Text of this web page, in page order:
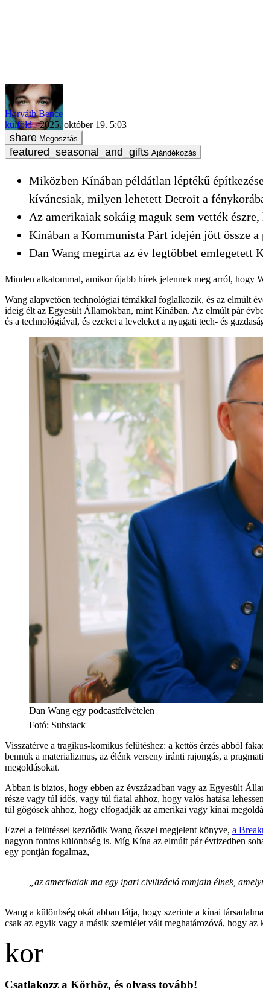
Horváth Bence
külföld
2025. október 19. 5:03
Megosztás
Ajándékozás
Miközben Kínában példátlan léptékű
kíváncsiak, milyen lehetett Detroit a
Az amerikaiak sokáig maguk sem vették
Kínában a Kommunista Párt idején jött össze
Dan Wang megírta az év legtöbbet emlegetett
Minden alkalommal, amikor újabb hírek jelennek meg arról, hogy
Wang alapvetően technológiai témákkal foglalkozik, és az elmúlt
ideig élt az Egyesült Államokban, mint Kínában. Az elmúlt pár
és a technológiával, és ezeket a leveleket a nyugati tech- és
Dan Wang egy podcastfelvételen
Fotó: Substack
Visszatérve a tragikus-komikus felütéshez: a kettős érzés abból
bennük a materializmus, az élénk verseny iránti rajongás, a
megoldásokat.
Abban is biztos, hogy ebben az évszázadban vagy az Egyesült
része vagy túl idős, vagy túl fiatal ahhoz, hogy valós hatása
túl gőgösek ahhoz, hogy elfogadják az amerikai vagy kínai
Ezzel a felütéssel kezdődik Wang ősszel megjelent könyve, a
nagyon fontos különbség is. Míg Kína az elmúlt pár évtizedben
egy pontján fogalmaz,
„az amerikaiak ma egy ipari civilizáció romjain élnek,
Wang a különbség okát abban látja, hogy szerinte a kínai
csak az egyik vagy a másik szemlélet vált meghatározóvá, hogy
Csatlakozz a Körhöz, és olvass tovább!